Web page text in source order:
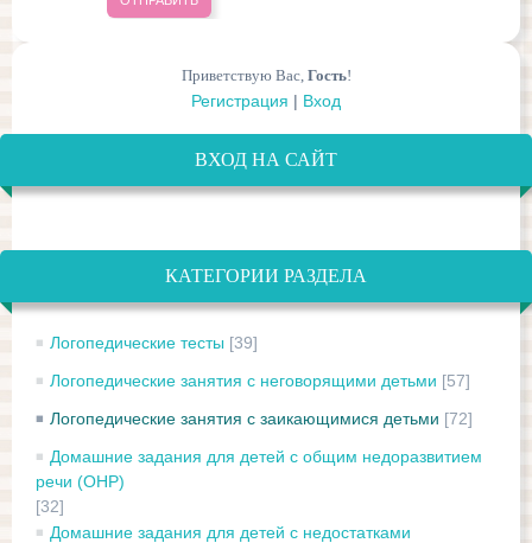
Приветствую Вас, Гость!
Регистрация | Вход
ВХОД НА САЙТ
КАТЕГОРИИ РАЗДЕЛА
Логопедические тесты [39]
Логопедические занятия с неговорящими детьми [57]
Логопедические занятия с заикающимися детьми [72]
Домашние задания для детей с общим недоразвитием
речи (ОНР)
[32]
Домашние задания для детей с недостатками